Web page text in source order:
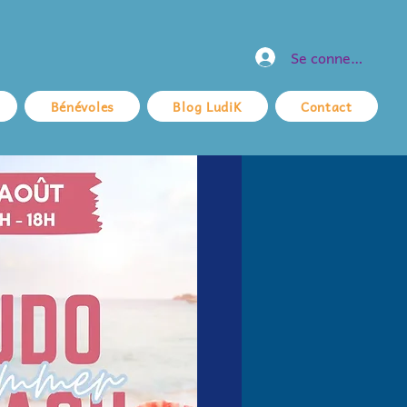
Se connecter
Bénévoles Blog LudiK Contact